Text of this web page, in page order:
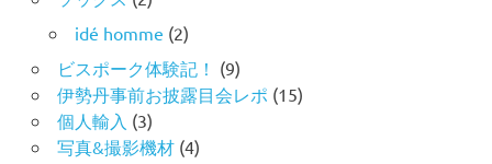
idé homme (2)
ビスポーク体験記！ (9)
伊勢丹事前お披露目会レポ (15)
個人輸入 (3)
写真&撮影機材(4)